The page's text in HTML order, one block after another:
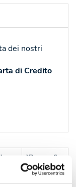
dei nostri
di Credito
*Prezzo €
€ 13,80